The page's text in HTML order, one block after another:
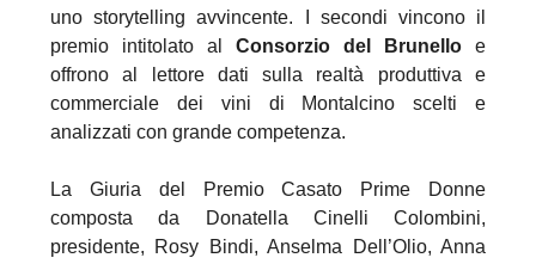
uno storytelling avvincente. I secondi vincono il
premio intitolato al Consorzio del Brunello e
offrono al lettore dati sulla realtà produttiva e
commerciale dei vini di Montalcino scelti e
analizzati con grande competenza.
La Giuria del Premio Casato Prime Donne
composta da Donatella Cinelli Colombini,
presidente, Rosy Bindi, Anselma Dell’Olio, Anna